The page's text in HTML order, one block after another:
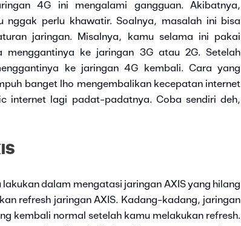
4G ini mengalami gangguan. Akibatnya,
nggak perlu khawatir. Soalnya, masalah ini bisa
jaringan. Misalnya, kamu selama ini pakai
menggantinya ke jaringan 3G atau 2G. Setelah
ke jaringan 4G kembali. Cara yang
banget lho mengembalikan kecepatan internet
internet lagi padat-padatnya. Coba sendiri deh,
dalam mengatasi jaringan AXIS yang hilang
refresh jaringan AXIS. Kadang-kadang, jaringan
kembali normal setelah kamu melakukan refresh.